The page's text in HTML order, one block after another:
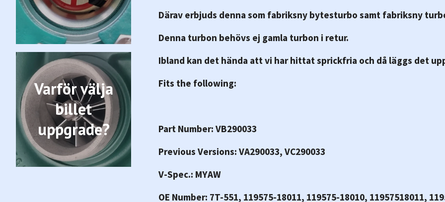
Varför välja
billet
uppgrade?
Därav erbjuds denna som fabriksny bytesturbo samt fabriksny
Denna turbon behövs ej gamla turbon i retur.
Ibland kan det hända att vi har hittat sprickfria och då läggs det
Fits the following:
Part Number: VB290033
Previous Versions: VA290033, VC290033
V-Spec.: MYAW
OE Number: 7T-551, 119575-18011, 119575-18010, 11957518011,